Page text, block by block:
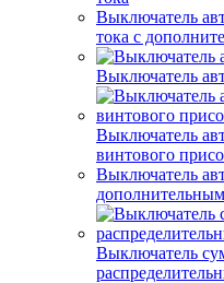
Выключатель
тока с
Выключатель
Выключатель
винтового
Выключатель
Выключатель